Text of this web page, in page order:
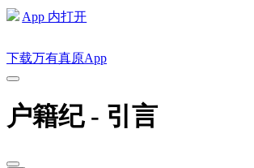
App 内打开
下载万有真原App
户籍纪 - 引言